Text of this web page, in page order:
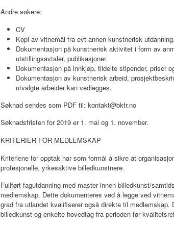
Andre søkere:
CV
Kopi av vitnemål fra evt annen kunstnerisk utdanning.
Dokumentasjon på kunstnerisk aktivitet i form av
utstillingsavtaler, publikasjoner.
Dokumentasjon på innkjøp, tildelte stipender, priser
Dokumentasjon av kunstnerisk arbeid,
utvalgte arbeider kan vedlegges.
Søknad sendes som PDF til: kontakt@bkfr.no
Søknadsfristen for 2019 er 1. mai og 1. november.
KRITERIER FOR MEDLEMSKAP
Kriteriene for opptak har som formål å sikre at
profesjonelle, yrkesaktive billedkunstnere.
Fullført fagutdanning med master innen billedkunst/
medlemskap. Dette dokumenteres ved å legge ved
grad fra utlandet kvalifiserer også direkte til medlemskap.
billedkunst og enkelte hovedfag fra perioden før